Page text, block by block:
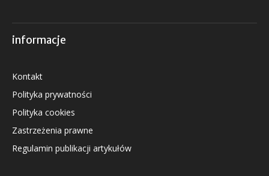
informacje
Kontakt
Polityka prywatności
Polityka cookies
Zastrzeżenia prawne
Regulamin publikacji artykułów